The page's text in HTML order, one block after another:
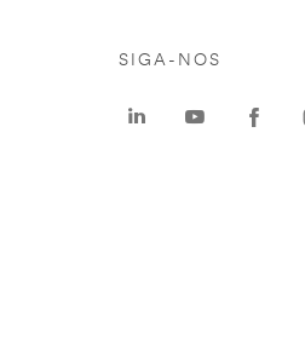
SIGA-NOS